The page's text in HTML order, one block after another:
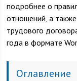
подробнее о
отношений, а
трудового
года в формате
Оглавление